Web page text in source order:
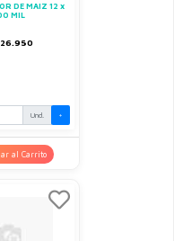
DE MAIZ 12 x
MIL
Und. +
al Carrito